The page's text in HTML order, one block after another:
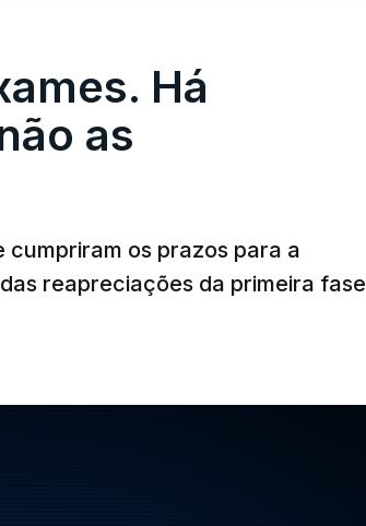
Há
as
cumpriram os prazos para a
reapreciações da primeira fase